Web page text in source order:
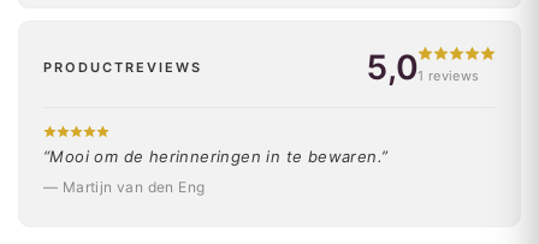
PRODUCTREVIEWS 5,01 reviews
“Mooi om de herinneringen in te bewaren.”
— Martijn van den Eng